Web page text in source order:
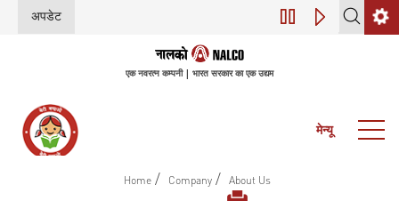
अपडेट डिजिटल परिवर्तन
एक नवरत्न कम्पनी | भारत सरकार का एक उद्यम
मेन्यू
Home / Company / About Us